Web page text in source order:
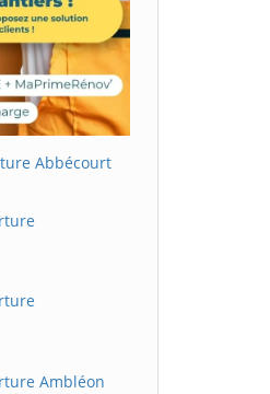
Abbécourt
Ambléon